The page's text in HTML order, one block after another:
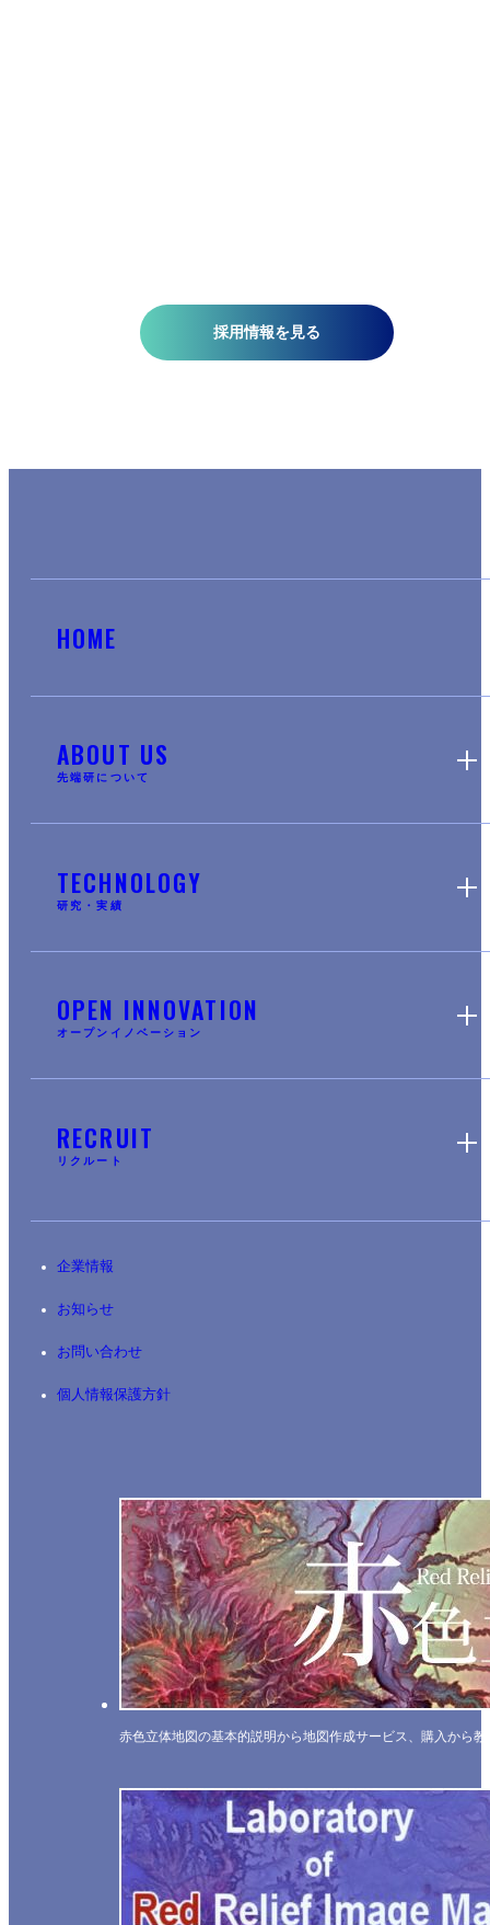
採用情報を見る
HOME
ABOUT US
先端研について
TECHNOLOGY
研究・実績
OPEN INNOVATION
オープンイノベーション
RECRUIT
リクルート
企業情報
お知らせ
お問い合わせ
個人情報保護方針
赤色立体地図の基本的説明から地図作成サービス、購入から